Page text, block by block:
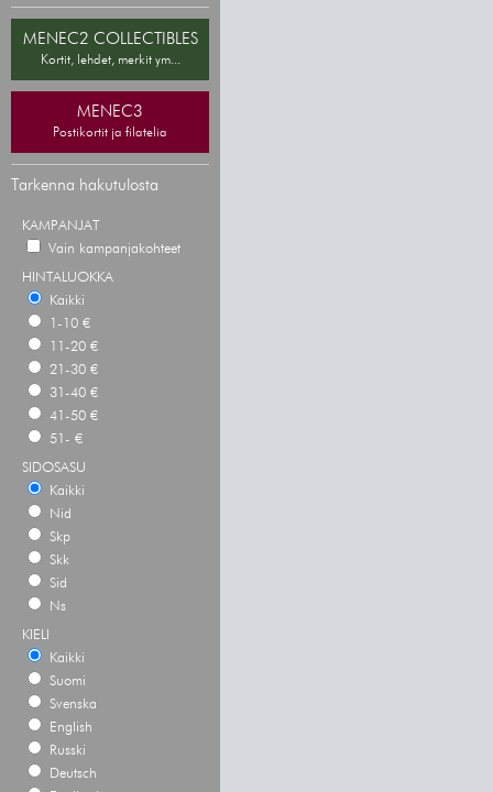
MENEC2 COLLECTIBLES
Kortit, lehdet, merkit ym...
MENEC3
Postikortit ja filatelia
Tarkenna hakutulosta
KAMPANJAT
Vain kampanjakohteet
HINTALUOKKA
Kaikki
1-10 €
11-20 €
21-30 €
31-40 €
41-50 €
51- €
SIDOSASU
Kaikki
Nid
Skp
Skk
Sid
Ns
KIELI
Kaikki
Suomi
Svenska
English
Russki
Deutsch